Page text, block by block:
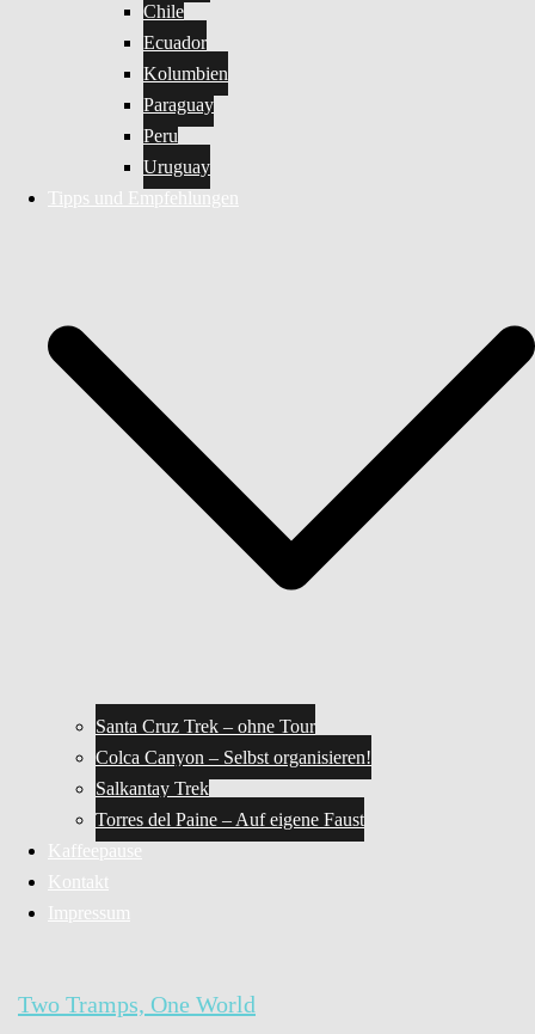
Chile
Ecuador
Kolumbien
Paraguay
Peru
Uruguay
Tipps und Empfehlungen
Santa Cruz Trek – ohne Tour
Colca Canyon – Selbst organisieren!
Salkantay Trek
Torres del Paine – Auf eigene Faust
Kaffeepause
Kontakt
Impressum
Two Tramps, One World